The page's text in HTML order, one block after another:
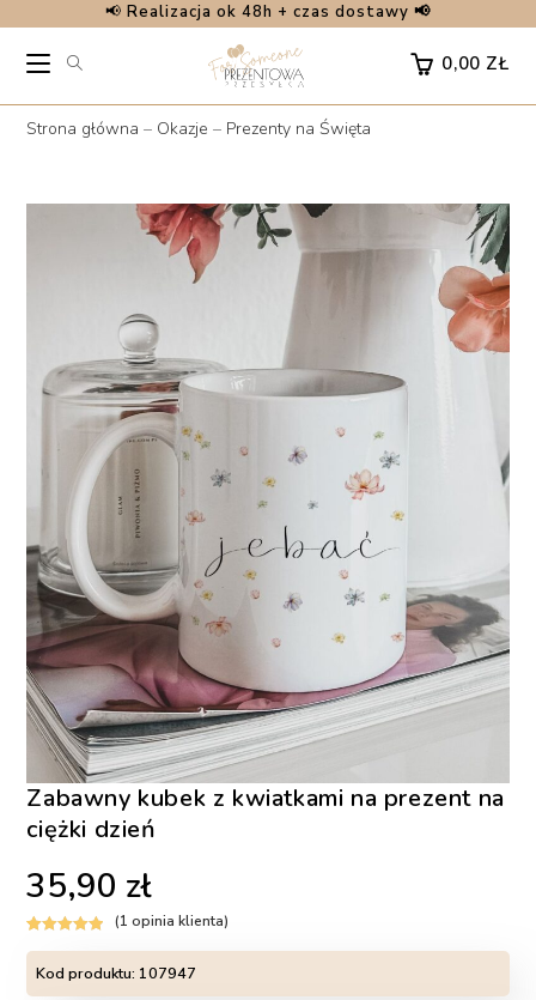
content
📢 Realizacja ok 48h + czas dostawy 📢
0,00 ZŁ
Strona główna – Okazje – Prezenty na Święta
Zabawny kubek z kwiatkami na prezent na
ciężki dzień
35,90 zł
5.00
na 5 na
podstawie
(1 opinia klienta)
Kod produktu: 107947